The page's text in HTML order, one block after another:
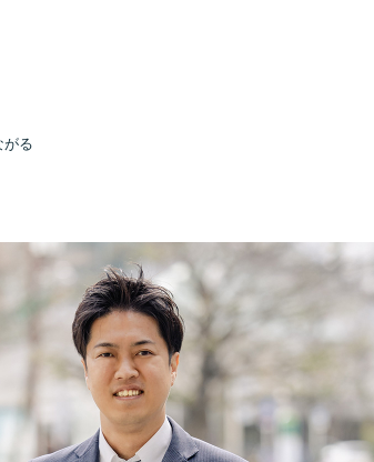
・エンジニアリング企画営業
ート部
エージェントで働く意味
がる